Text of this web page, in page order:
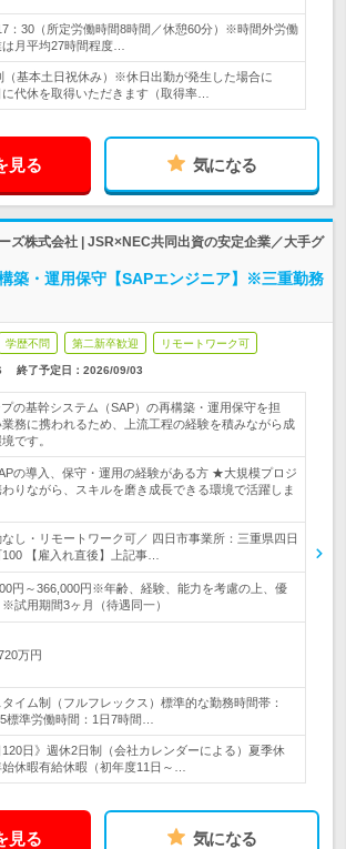
：30（所定労働時間8時間／休憩60分）※時間外労働
月平均27時間程度…
（基本土日祝休み）※休日出勤が発生した場合に
代休を取得いただきます（取得率…
見る 気になる
ズ株式会社 | JSR×NEC共同出資の安定企業／大手グ
築・運用保守【SAPエンジニア】※三重勤務
学歴不問 第二新卒歓迎 リモートワーク可
終了予定日： 2026/09/03
の基幹システム（SAP）の再構築・運用保守を担
業務に携われるため、上流工程の経験を積みながら成
です。
の導入、保守・運用の経験がある方 ★大規模プロジ
わりながら、スキルを磨き成長できる環境で活躍しま
し・リモートワーク可／ 四日市事業所：三重県四日
【雇入れ直後】上記事…
円～366,000円※年齢、経験、能力を考慮の上、優
試用期間3ヶ月（待遇同一）
万円
イム制（フルフレックス）標準的な勤務時間帯：
標準労働時間：1日7時間…
120日》週休2日制（会社カレンダーによる）夏季休
休暇有給休暇（初年度11日～…
見る 気になる